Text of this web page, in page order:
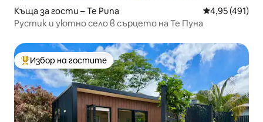
Къща за гости – Te Puna Средна
4,95 (491)
Рустик и уютно село в сърцето на Те Пуна
Най-популярен избор на гостите
Избор на гостите